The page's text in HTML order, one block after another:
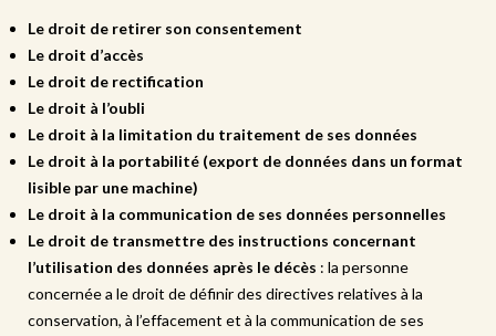
Le droit de retirer son consentement
Le droit d’accès
Le droit de rectification
Le droit à l’oubli
Le droit à la limitation du traitement de ses données
Le droit à la portabilité (export de données dans un format
lisible par une machine)
Le droit à la communication de ses données personnelles
Le droit de transmettre des instructions concernant
l’utilisation des données après le décès : la personne
concernée a le droit de définir des directives relatives à la
conservation, à l’effacement et à la communication de ses